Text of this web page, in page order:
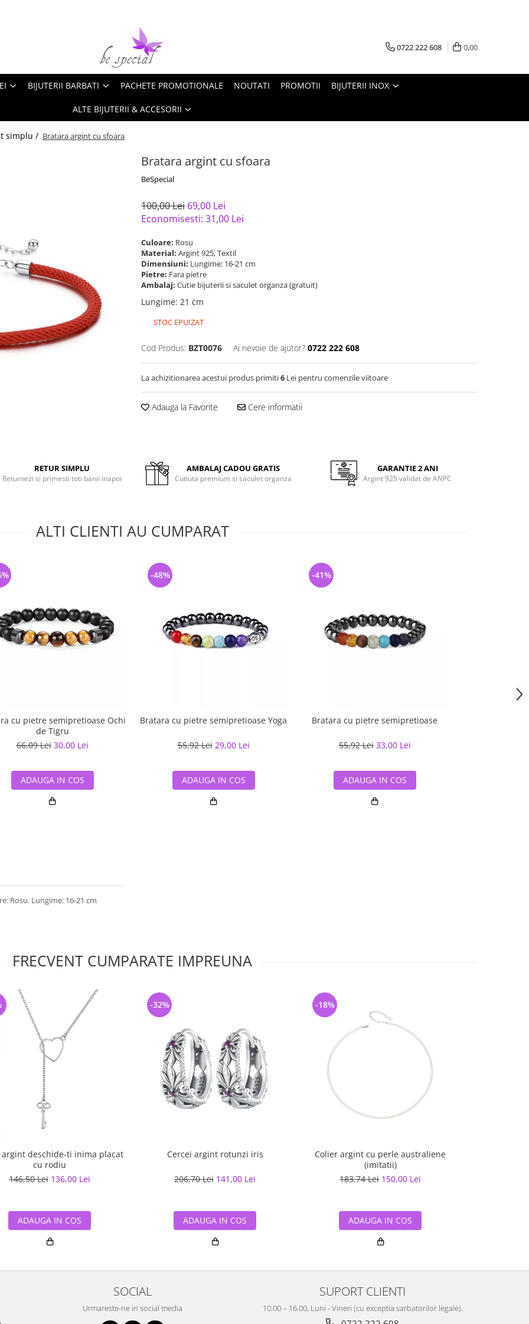
0722 222 608 0,00
BIJUTERII BARBATI PACHETE PROMOTIONALE NOUTATI PROMOTII BIJUTERII INOX
ALTE BIJUTERII & ACCESORII
simplu / Bratara argint cu sfoara
Bratara argint cu sfoara
BeSpecial
100,00 Lei 69,00 Lei
Economisesti: 31,00 Lei
Culoare: Rosu
Material: Argint 925, Textil
Dimensiuni: Lungime: 16-21 cm
Pietre: Fara pietre
Ambalaj: Cutie bijuterii si saculet organza (gratuit)
Lungime: 21 cm
STOC EPUIZAT
Cod Produs: BZT0076 Ai nevoie de ajutor? 0722 222 608
La achizitionarea acestui produs primiti6 Lei pentru comenzile viitoare
Adauga la Favorite Cere informatii
RETUR SIMPLU
Returnezi si primesti toti banii inapoi
AMBALAJ CADOU GRATIS
Cutiuta premium si saculet organza
GARANTIE 2 ANI
Argint 925 validat de ANPC
ALTI CLIENTI AU CUMPARAT
cu pietre semipretioase Ochi
de Tigru
66,09 Lei 30,00 Lei
ADAUGA IN COS
Bratara cu pietre semipretioase Yoga
55,92 Lei 29,00 Lei
-48%
ADAUGA IN COS
Bratara cu pietre semipretioase
55,92 Lei 33,00 Lei
-41%
ADAUGA IN COS
Rosu. Lungime: 16-21 cm
FRECVENT CUMPARATE IMPREUNA
argint deschide-ti inima placat
cu rodiu
146,50 Lei 136,00 Lei
ADAUGA IN COS
Cercei argint rotunzi iris
206,70 Lei 141,00 Lei
-32%
ADAUGA IN COS
Colier argint cu perle australiene
(imitatii)
183,74 Lei 150,00 Lei
-18%
ADAUGA IN COS
SOCIAL
Urmareste-ne in social media
SUPORT CLIENTI
10.00 – 16.00, Luni - Vineri (cu exceptia sarbatorilor legale).